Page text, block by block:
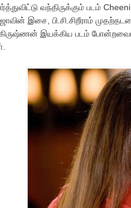
வந்திருக்கும் படம்
இசை, பி.சி.சிறீராம்
இயக்கிய படம்